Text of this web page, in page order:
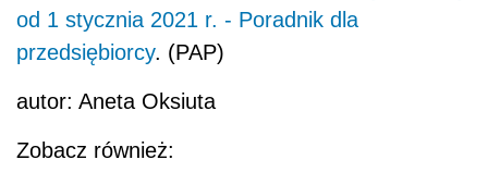
od 1 stycznia 2021 r. - Poradnik dla
przedsiębiorcy. (PAP)
autor: Aneta Oksiuta
Zobacz również: